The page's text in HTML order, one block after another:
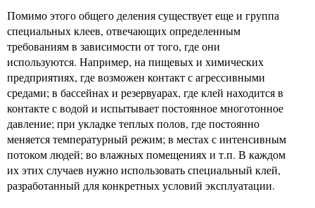
Помимо этого общего деления существует еще и группа
специальных клеев, отвечающих определенным
требованиям в зависимости от того, где они
используются. Например, на пищевых и химических
предприятиях, где возможен контакт с агрессивными
средами; в бассейнах и резервуарах, где клей находится в
контакте с водой и испытывает постоянное многотонное
давление; при укладке теплых полов, где постоянно
меняется температурный режим; в местах с интенсивным
потоком людей; во влажных помещениях и т.п. В каждом
их этих случаев нужно использовать специальный клей,
разработанный для конкретных условий эксплуатации.